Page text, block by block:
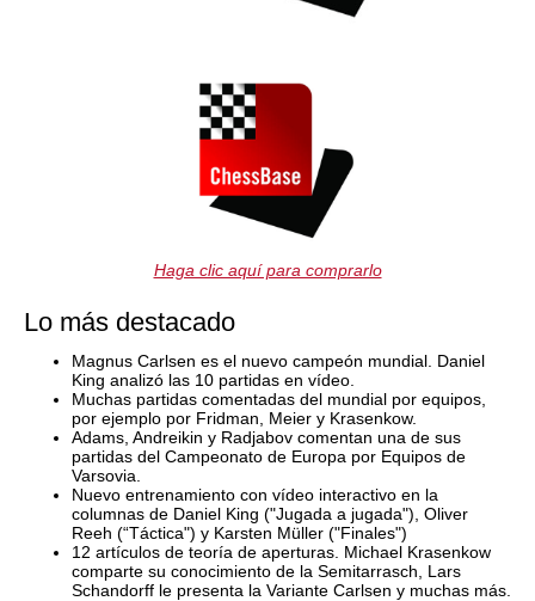
Haga clic aquí para comprarlo
Lo más destacado
Magnus Carlsen es el nuevo campeón mundial. Daniel
King analizó las 10 partidas en vídeo.
Muchas partidas comentadas del mundial por equipos,
por ejemplo por Fridman, Meier y Krasenkow.
Adams, Andreikin y Radjabov comentan una de sus
partidas del Campeonato de Europa por Equipos de
Varsovia.
Nuevo entrenamiento con vídeo interactivo en la
columnas de Daniel King ("Jugada a jugada"), Oliver
Reeh (“Táctica") y Karsten Müller ("Finales")
12 artículos de teoría de aperturas. Michael Krasenkow
comparte su conocimiento de la Semitarrasch, Lars
Schandorff le presenta la Variante Carlsen y muchas más.